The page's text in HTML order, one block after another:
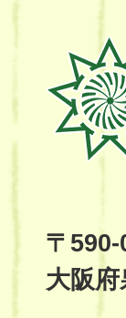
熊
取
町
Site
〒
大阪